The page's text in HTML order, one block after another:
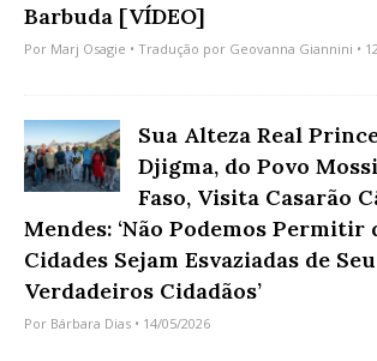
Barbuda [VÍDEO]
Por Marj Osagie • Tradução por Geovanna Giannini •
Sua Alteza Real
Djigma, do Povo
Faso, Visita Casarão
Mendes: ‘Não Podemos Permitir
Cidades Sejam Esvaziadas de
Verdadeiros Cidadãos’
Por Bárbara Dias • 14/05/2026